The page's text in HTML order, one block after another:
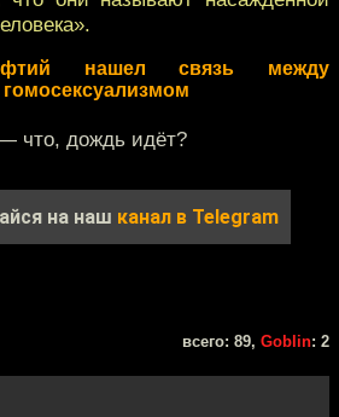
нашел связь между
что, дождь идёт?
на наш канал в Telegram
всего: 89, Goblin: 2